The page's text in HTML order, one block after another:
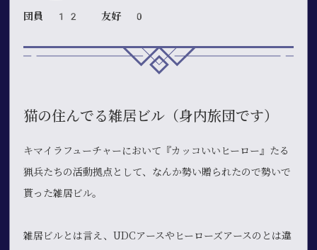
団員 12 友好 0
猫の住んでる雑居ビル（身内旅団です）
キマイラフューチャーにおいて『カッコいいヒーロー』たる
猟兵たちの活動拠点として、なんか勢い贈られたので勢いで
貰った雑居ビル。
雑居ビルとは言え、UDCアースやヒーローズアースのとは違